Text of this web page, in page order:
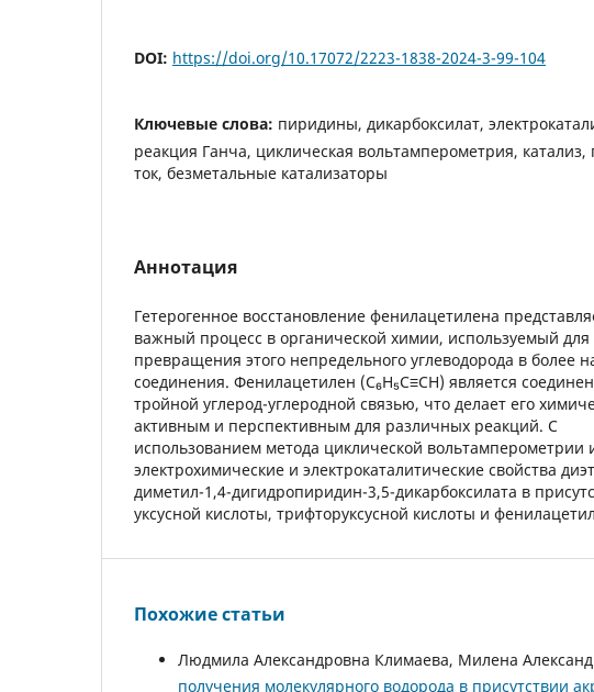
DOI: https://doi.org/10.17072/2223-1838-2024-3-99-104
Ключевые слова: пиридины, дикарбоксилат,
реакция Ганча, циклическая вольтамперометрия, катализ,
ток, безметальные катализаторы
Аннотация
Гетерогенное восстановление фенилацетилена
важный процесс в органической химии, используемый для
превращения этого непредельного углеводорода в более
соединения. Фенилацетилен (C₆H₅C≡CH) является
тройной углерод-углеродной связью, что делает его
активным и перспективным для различных реакций. С
использованием метода циклической вольтамперометрии
электрохимические и электрокаталитические свойства
диметил-1,4-дигидропиридин-3,5-дикарбоксилата в
уксусной кислоты, трифторуксусной кислоты и
Похожие статьи
Людмила Александровна Климаева, Милена
получения молекулярного водорода в присутствии